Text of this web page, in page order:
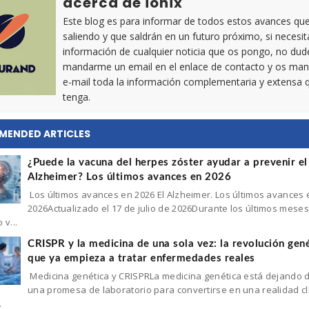
Este blog es para informar de todos estos avances
saliendo y que saldrán en un futuro próximo, si
información de cualquier noticia que os pongo, no
mandarme un email en el enlace de contacto y os
e-mail toda la información complementaria y extensa
tenga.
ARTICLES
¿Puede la vacuna del herpes zóster ayudar a prevenir el
Alzheimer? Los últimos avances en 2026
Los últimos avances en 2026 El Alzheimer. Los últimos avances
2026Actualizado el 17 de julio de 2026Durante los últimos
v...
CRISPR y la medicina de una sola vez: la revolución
que ya empieza a tratar enfermedades reales
Medicina genética y CRISPRLa medicina genética está dejando
una promesa de laboratorio para convertirse en una realidad